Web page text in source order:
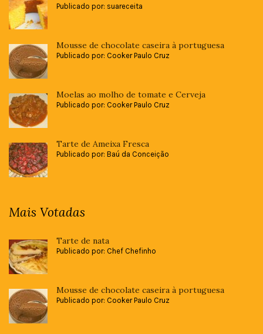
Publicado por: suareceita
Mousse de chocolate caseira à portuguesa
Publicado por: Cooker Paulo Cruz
Moelas ao molho de tomate e Cerveja
Publicado por: Cooker Paulo Cruz
Tarte de Ameixa Fresca
Publicado por: Baú da Conceição
Mais Votadas
Tarte de nata
Publicado por: Chef Chefinho
Mousse de chocolate caseira à portuguesa
Publicado por: Cooker Paulo Cruz